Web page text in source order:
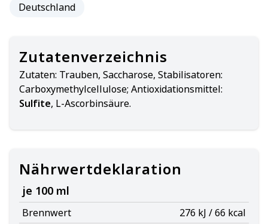
Deutschland
Zutatenverzeichnis
Zutaten: Trauben, Saccharose, Stabilisatoren:
Carboxymethylcellulose; Antioxidationsmittel:
Sulfite, L-Ascorbinsäure.
Nährwertdeklaration
je 100 ml
Brennwert
276 kJ / 66 kcal